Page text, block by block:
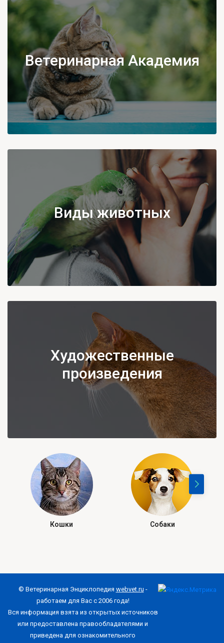
Ветеринарная Академия
Виды животных
Художественные
произведения
Кошки Собаки
© Ветеринарная Энциклопедия webvet.ru -
работаем для Вас с 2006 года!
Вся информация взята из открытых источников
или предоставлена правообладателями и
приведена для ознакомительного